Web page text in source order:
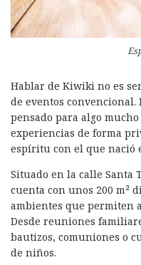
Hablar de Kiwiki no es
de eventos
pensado para algo
experiencias de forma
espíritu con el que nació
Situado en la calle Santa
cuenta con unos 200 m²
ambientes que permiten
Desde reuniones
bautizos, comuniones o
de niños.